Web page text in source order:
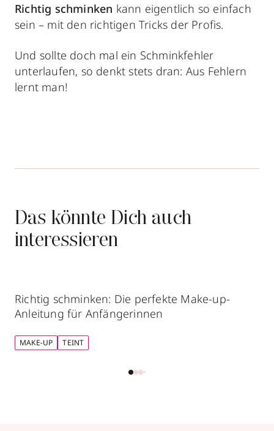
Richtig schminken kann eigentlich so einfach
sein – mit den richtigen Tricks der Profis.
Und sollte doch mal ein Schminkfehler
unterlaufen, so denkt stets dran: Aus Fehlern
lernt man!
Das könnte Dich auch
interessieren
Richtig schminken: Die perfekte Make-up-
Anleitung für Anfängerinnen
MAKE-UP TEINT